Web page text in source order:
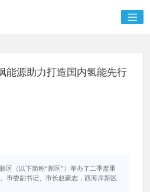
能源助力打造国内氢能先行
区（以下简称“新区”）举办了二季度重
市委副书记、市长赵豪志，西海岸新区